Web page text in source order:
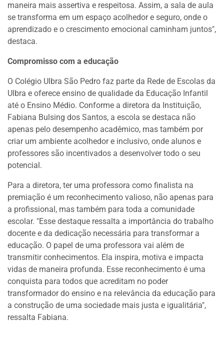
maneira mais assertiva e respeitosa. Assim, a sala de aula
se transforma em um espaço acolhedor e seguro, onde o
aprendizado e o crescimento emocional caminham juntos",
destaca.
Compromisso com a educação
O Colégio Ulbra São Pedro faz parte da Rede de Escolas da
Ulbra e oferece ensino de qualidade da Educação Infantil
até o Ensino Médio. Conforme a diretora da Instituição,
Fabiana Bulsing dos Santos, a escola se destaca não
apenas pelo desempenho acadêmico, mas também por
criar um ambiente acolhedor e inclusivo, onde alunos e
professores são incentivados a desenvolver todo o seu
potencial.
Para a diretora, ter uma professora como finalista na
premiação é um reconhecimento valioso, não apenas para
a profissional, mas também para toda a comunidade
escolar. "Esse destaque ressalta a importância do trabalho
docente e da dedicação necessária para transformar a
educação. O papel de uma professora vai além de
transmitir conhecimentos. Ela inspira, motiva e impacta
vidas de maneira profunda. Esse reconhecimento é uma
conquista para todos que acreditam no poder
transformador do ensino e na relevância da educação para
a construção de uma sociedade mais justa e igualitária",
ressalta Fabiana.